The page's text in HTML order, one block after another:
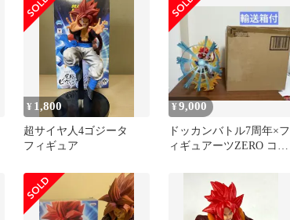
パワーのサイヤ人戦士-
¥ 1,800
超サイヤ人4ゴジータ
フィギュア
¥9,000
ドッカンバトル7周年×フ
ィギュアーツZERO コラ